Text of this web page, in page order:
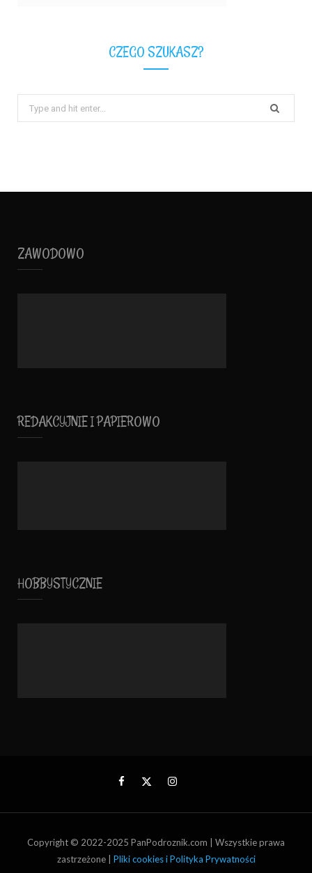
CZEGO SZUKASZ?
for:
ZAWODOWO
REDAKCYJNIE I PAPIEROWO
HOBBYSTYCZNIE
Copyright © 2022-2025 PanPodroznik.com | Wszystkie prawa
zastrzeżone | Pliki cookies i Polityka Prywatności